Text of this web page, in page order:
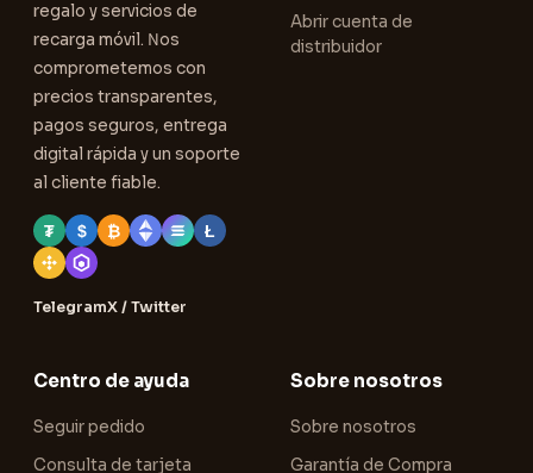
regalo y servicios de
recarga móvil. Nos
comprometemos con
precios transparentes,
pagos seguros, entrega
digital rápida y un soporte
al cliente fiable.
₮ $ ₿ Ł
TelegramX / Twitter
Abrir cuenta de
distribuidor
Centro de ayuda
Seguir pedido
Consulta de tarjeta
Sobre nosotros
Sobre nosotros
Garantía de Compra